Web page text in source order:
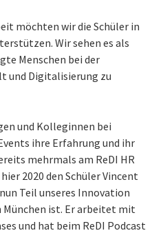
möchten wir die Schüler in
Wir sehen es als
Menschen bei der
und Digitalisierung zu
und Kolleginnen bei
ihre Erfahrung und ihr
mehrmals am ReDI HR
2020 den Schüler Vincent
Teil unseres Innovation
München ist. Er arbeitet mit
und hat beim ReDI Podcast